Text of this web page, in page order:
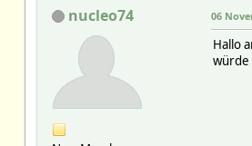
nucleo74 06
Hallo
würde